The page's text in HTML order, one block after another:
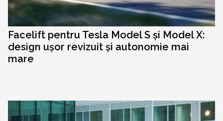
Facelift pentru Tesla Model S și Model X:
design ușor revizuit și autonomie mai
mare